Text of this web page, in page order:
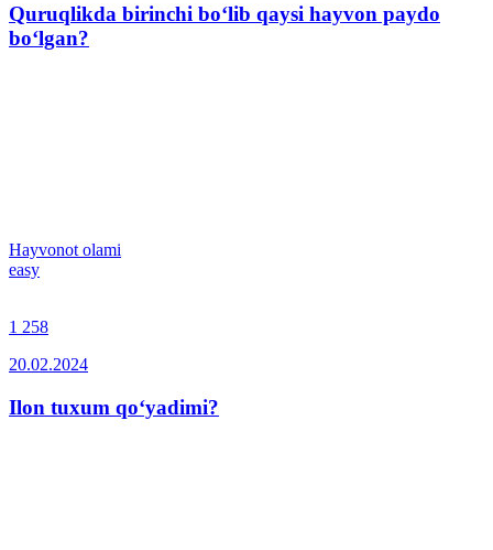
Quruqlikda birinchi bo‘lib qaysi hayvon paydo
bo‘lgan?
Hayvonot olami
easy
1 258
20.02.2024
Ilon tuxum qo‘yadimi?